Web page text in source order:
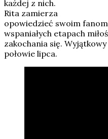
każdej z nich.
Rita zamierza
opowiedzieć swoim
wspaniałych etapach
zakochania się.
połowie lipca.